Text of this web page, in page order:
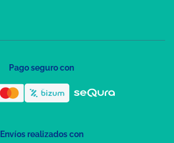
Pago seguro con
Envíos realizados con